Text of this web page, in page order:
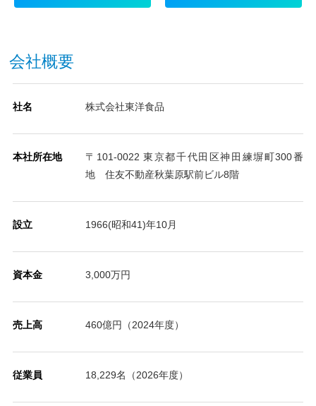
会社概要
社名 株式会社東洋食品
本社所在地
〒101-0022 東京都千代田区神田練塀町300番
地 住友不動産秋葉原駅前ビル8階
設立 1966(昭和41)年10月
資本金 3,000万円
売上高 460億円（2024年度）
従業員 18,229名（2026年度）